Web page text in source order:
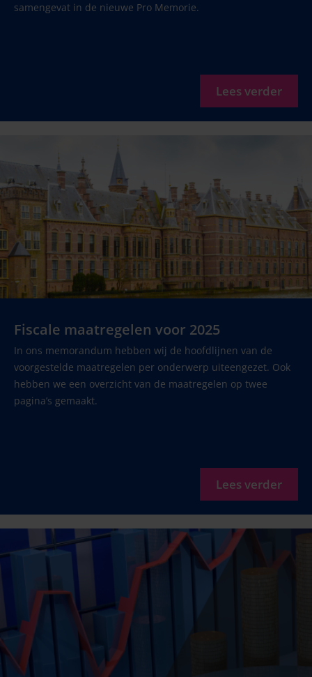
samengevat in de nieuwe Pro Memorie.
Lees verder
Fiscale maatregelen voor 2025
In ons memorandum hebben wij de hoofdlijnen van de
voorgestelde maatregelen per onderwerp uiteengezet. Ook
hebben we een overzicht van de maatregelen op twee
pagina’s gemaakt.
Lees verder